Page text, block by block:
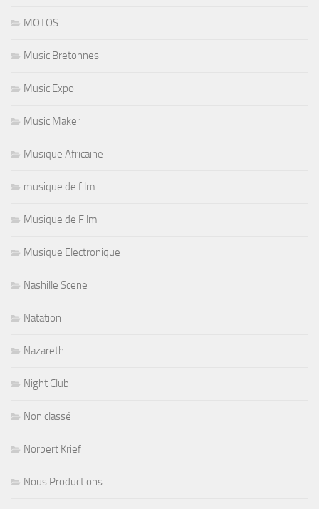
MOTOS
Music Bretonnes
Music Expo
Music Maker
Musique Africaine
musique de film
Musique de Film
Musique Electronique
Nashille Scene
Natation
Nazareth
Night Club
Non classé
Norbert Krief
Nous Productions